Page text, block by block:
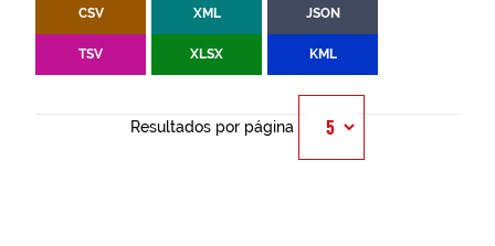
CSV XML JSON
TSV XLSX KML
Resultados por página